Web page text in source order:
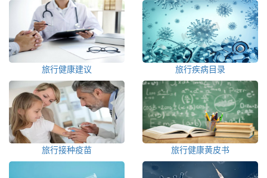
旅行健康建议 旅行疾病目录
旅行接种疫苗 旅行健康黄皮书